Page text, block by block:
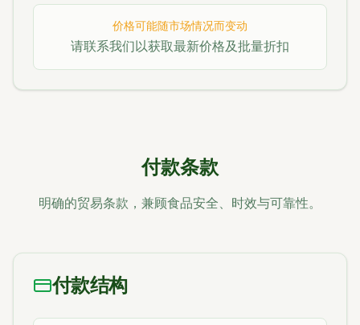
价格可能随市场情况而变动
请联系我们以获取最新价格及批量折扣
付款条款
明确的贸易条款，兼顾食品安全、时效与可靠性。
付款结构